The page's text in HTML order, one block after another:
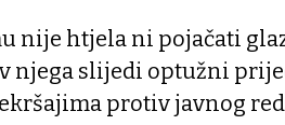
nije htjela ni pojačati
njega slijedi optužni
protiv javnog